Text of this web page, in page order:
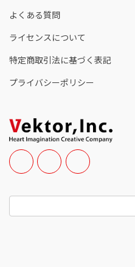
よくある質問
ライセンスについて
特定商取引法に基づく表記
プライバシーポリシー